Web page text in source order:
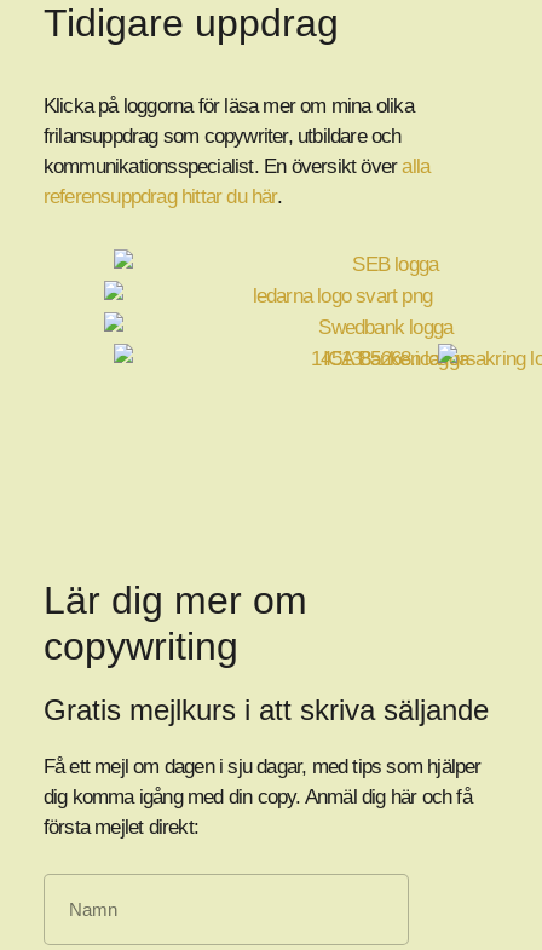
Tidigare uppdrag
Klicka på loggorna för läsa mer om mina olika
frilansuppdrag som copywriter, utbildare och
kommunikationsspecialist. En översikt överalla
referensuppdrag hittar du här.
Lär dig mer om
copywriting
Gratis mejlkurs i att skriva säljande
Få ett mejl om dagen i sju dagar, med tips som hjälper
dig komma igång med din copy. Anmäl dig här och få
första mejlet direkt: